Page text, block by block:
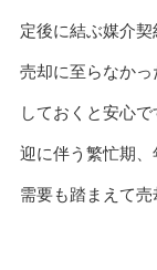
定後に結ぶ媒介
売却に至らなか
しておくと安心
迎に伴う繁忙期
需要も踏まえて売